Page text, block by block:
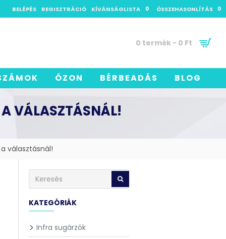
BELÉPÉS REGISZTRÁCIÓ KÍVÁNSÁGLISTA 0 ÖSSZEHASONLÍTÁS 0
0 termék - 0 Ft
ÓZON BÉRBEADÁS BLOG
választásnál!
VÁLASZTÁSNÁL!
KATEGÓRIÁK
Infra sugárzók